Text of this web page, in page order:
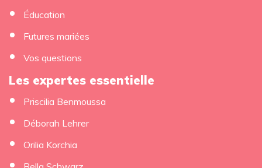
Éducation
Futures mariées
Vos questions
Les expertes essentielle
Priscilia Benmoussa
Déborah Lehrer
Orilia Korchia